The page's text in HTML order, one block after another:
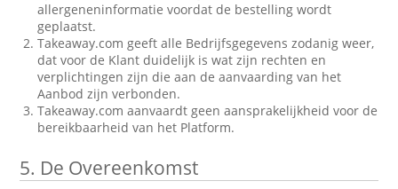
allergeneninformatie voordat de bestelling wordt
geplaatst.
Takeaway.com geeft alle Bedrijfsgegevens zodanig weer,
dat voor de Klant duidelijk is wat zijn rechten en
verplichtingen zijn die aan de aanvaarding van het
Aanbod zijn verbonden.
Takeaway.com aanvaardt geen aansprakelijkheid voor de
bereikbaarheid van het Platform.
5. De Overeenkomst